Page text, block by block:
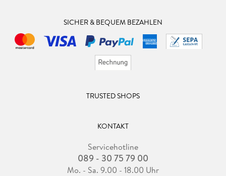
SICHER & BEQUEM BEZAHLEN
TRUSTED SHOPS
KONTAKT
Servicehotline
089 - 30 75 79 00
Mo. - Sa. 9.00 - 18.00 Uhr